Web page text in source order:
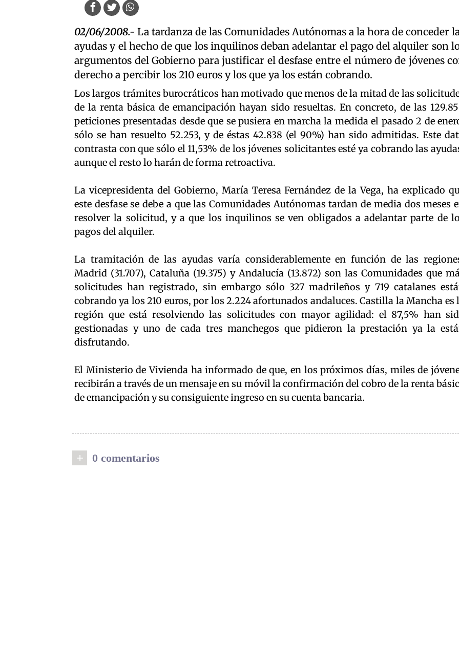
02/06/2008.- La tardanza de las Comunidades Autónomas a la hora de conceder
ayudas y el hecho de que los inquilinos deban adelantar el pago del alquiler son
argumentos del Gobierno para justificar el desfase entre el número de jóvenes
derecho a percibir los 210 euros y los que ya los están cobrando.
Los largos trámites burocráticos han motivado que menos de la mitad de las
de la renta básica de emancipación hayan sido resueltas. En concreto, de las
peticiones presentadas desde que se pusiera en marcha la medida el pasado 2 de
sólo se han resuelto 52.253, y de éstas 42.838 (el 90%) han sido admitidas. Este
contrasta con que sólo el 11,53% de los jóvenes solicitantes esté ya cobrando las
aunque el resto lo harán de forma retroactiva.
La vicepresidenta del Gobierno, María Teresa Fernández de la Vega, ha explicado
este desfase se debe a que las Comunidades Autónomas tardan de media dos meses
resolver la solicitud, y a que los inquilinos se ven obligados a adelantar parte de
pagos del alquiler.
La tramitación de las ayudas varía considerablemente en función de las
Madrid (31.707), Cataluña (19.375) y Andalucía (13.872) son las Comunidades que
solicitudes han registrado, sin embargo sólo 327 madrileños y 719 catalanes
cobrando ya los 210 euros, por los 2.224 afortunados andaluces. Castilla la Mancha es
región que está resolviendo las solicitudes con mayor agilidad: el 87,5% han
gestionadas y uno de cada tres manchegos que pidieron la prestación ya la
disfrutando.
El Ministerio de Vivienda ha informado de que, en los próximos días, miles de
recibirán a través de un mensaje en su móvil la confirmación del cobro de la renta
de emancipación y su consiguiente ingreso en su cuenta bancaria.
+ 0 comentarios